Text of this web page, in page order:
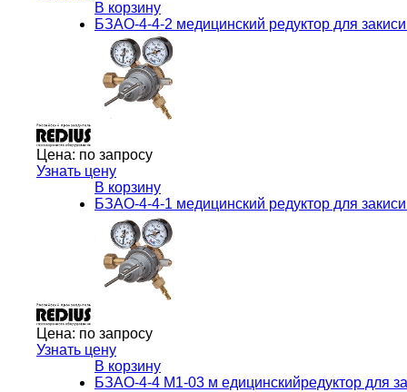
В корзину
БЗАО-4-4-2 медицинский редуктор для
Цена: по запросу
Узнать цену
В корзину
БЗАО-4-4-1 медицинский редуктор для
Цена: по запросу
Узнать цену
В корзину
БЗАО-4-4 М1-03 м едицинскийредуктор для